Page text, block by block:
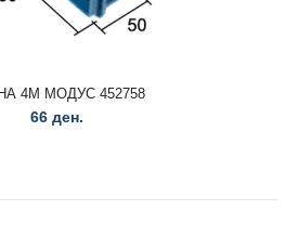
4M МОДУС 452758
66 ден.